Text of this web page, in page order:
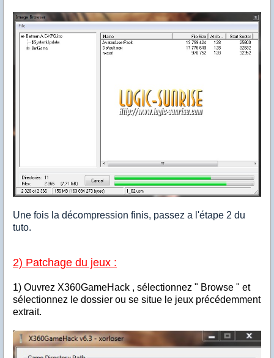
Une fois la décompression finis, passez a l'étape 2 du
tuto.
2) Patchage du jeux :
1) Ouvrez X360GameHack , sélectionnez " Browse " et
sélectionnez le dossier ou se situe le jeux précédemment
extrait.